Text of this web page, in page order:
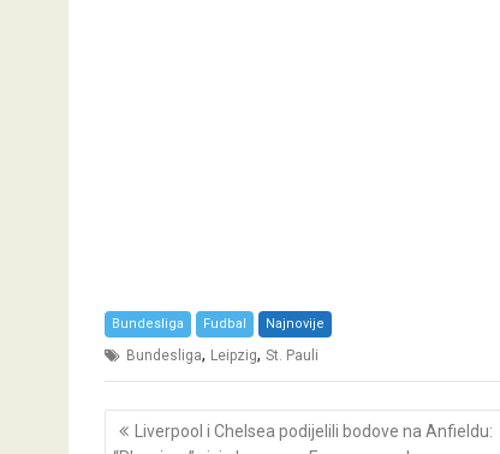
Bundesliga Fudbal Najnovije
Bundesliga, Leipzig, St. Pauli
PostLiverpool i Chelsea podijelili bodove na Anfieldu: